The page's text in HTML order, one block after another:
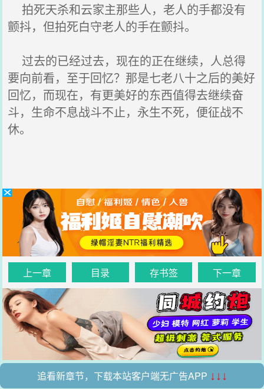
拍死天杀和云家主那些人，老人的手都没有
颤抖，但拍死白守老人的手在颤抖。
过去的已经过去，现在的正在继续，人总得
要向前看，至于回忆？那是七老八十之后的美好
回忆，而现在，有更美好的东西值得去继续奋
斗，生命不息战斗不止，永生不死，便征战不
休。
上一章 目录 存书签 下一章
追看新章节，下载本站客户端无广告APP ↓↓↓